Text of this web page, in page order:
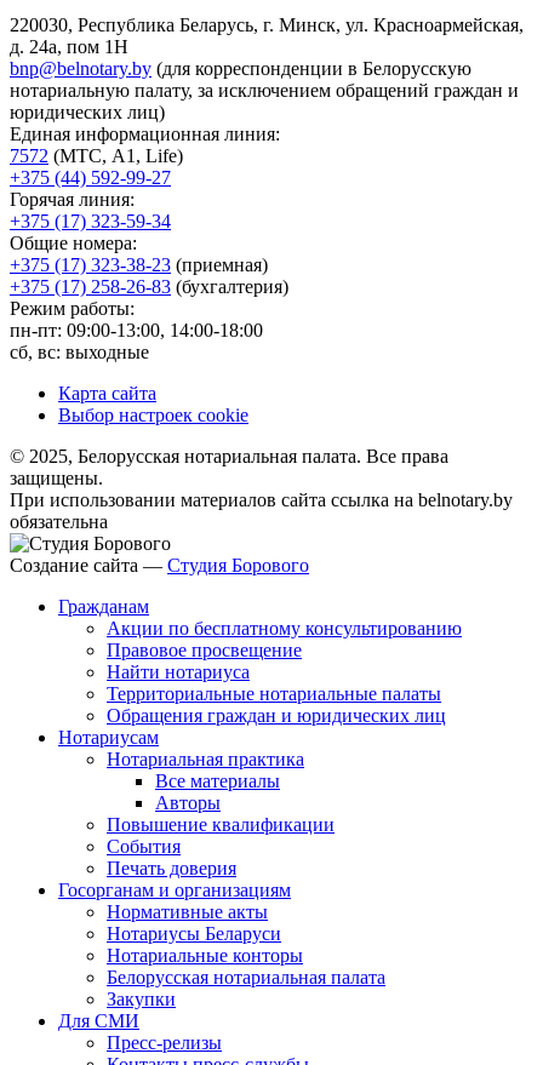
220030, Республика Беларусь, г. Минск, ул. Красноармейская,
д. 24а, пом 1Н
bnp@belnotary.by (для корреспонденции в Белорусскую
нотариальную палату, за исключением обращений граждан и
юридических лиц)
Единая информационная линия:
7572 (МТС, A1, Life)
+375 (44) 592-99-27
Горячая линия:
+375 (17) 323-59-34
Общие номера:
+375 (17) 323-38-23 (приемная)
+375 (17) 258-26-83 (бухгалтерия)
Режим работы:
пн-пт: 09:00-13:00, 14:00-18:00
сб, вс: выходные
Карта сайта
Выбор настроек cookie
© 2025, Белорусская нотариальная палата. Все права
защищены.
При использовании материалов сайта ссылка на belnotary.by
обязательна
Создание сайта — Студия Борового
Гражданам
Акции по бесплатному консультированию
Правовое просвещение
Найти нотариуса
Территориальные нотариальные палаты
Обращения граждан и юридических лиц
Нотариусам
Нотариальная практика
Все материалы
Авторы
Повышение квалификации
События
Печать доверия
Госорганам и организациям
Нормативные акты
Нотариусы Беларуси
Нотариальные конторы
Белорусская нотариальная палата
Закупки
Для СМИ
Пресс-релизы